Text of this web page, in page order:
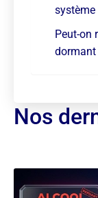
Peut-on
dormant
Nos